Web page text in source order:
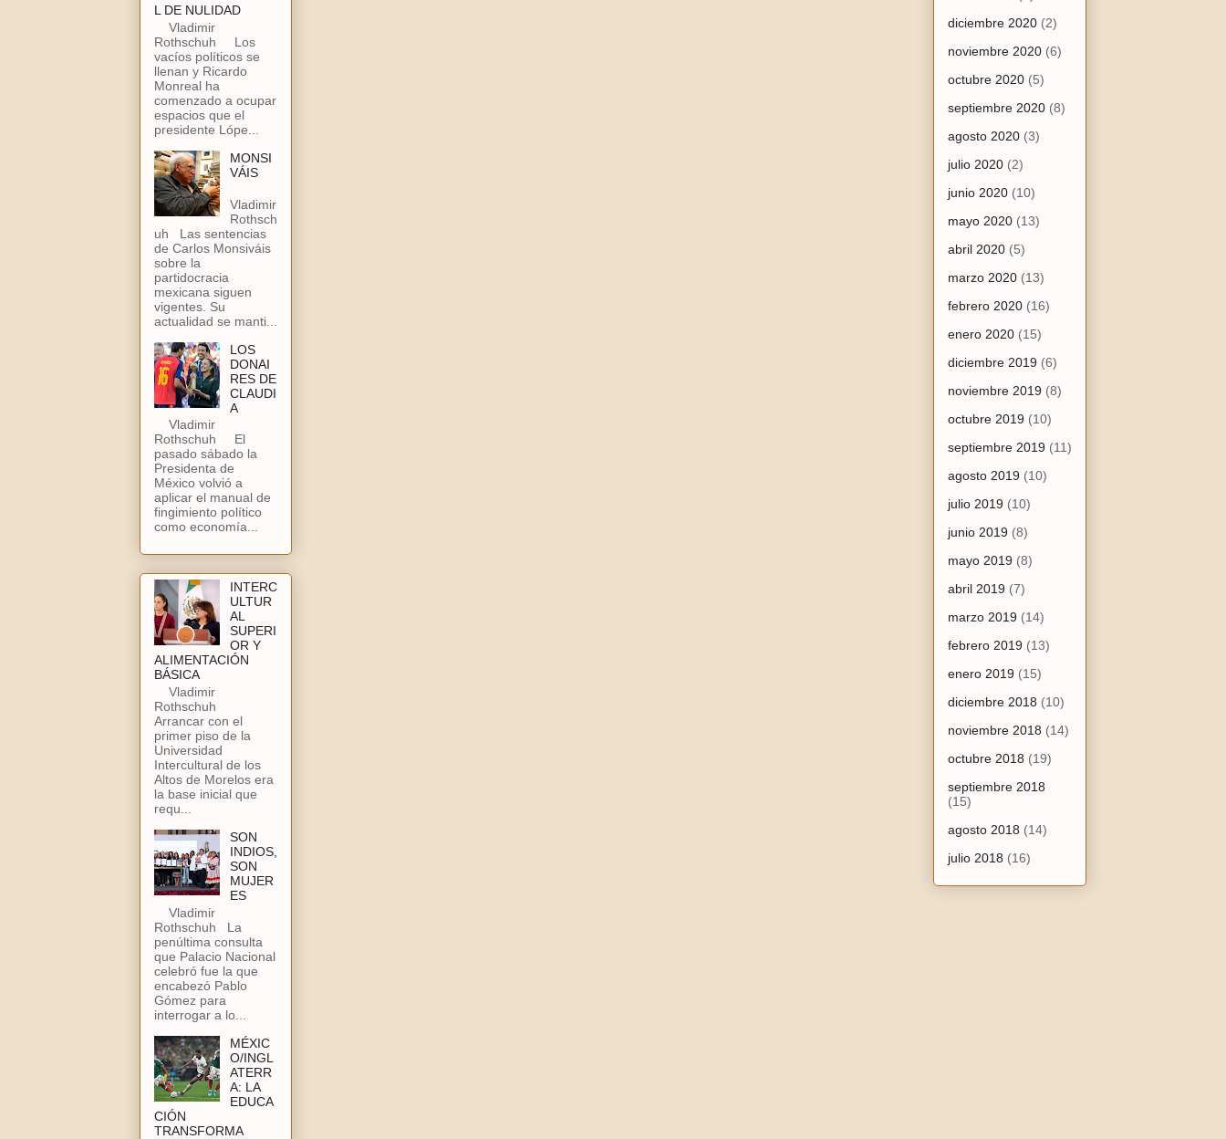
L DE NULIDAD
Vladimir
Rothschuh Los
vacíos políticos se
llenan y Ricardo
Monreal ha
comenzado a ocupar
espacios que el
presidente Lópe...
MONSI
VÁIS
Vladimir
Rothsch
uh Las sentencias
de Carlos Monsiváis
sobre la
partidocracia
mexicana siguen
vigentes. Su
actualidad se manti...
LOS
DONAI
RES DE
CLAUDI
A
Vladimir
Rothschuh El
pasado sábado la
Presidenta de
México volvió a
aplicar el manual de
fingimiento político
como economía...
INTERC
ULTUR
AL
SUPERI
OR Y
ALIMENTACIÓN
BÁSICA
Vladimir
Rothschuh
Arrancar con el
primer piso de la
Universidad
Intercultural de los
Altos de Morelos era
la base inicial que
requ...
SON
INDIOS,
SON
MUJER
ES
Vladimir
Rothschuh La
penúltima consulta
que Palacio Nacional
celebró fue la que
encabezó Pablo
Gómez para
interrogar a lo...
MÉXIC
O/INGL
ATERR
A: LA
EDUCA
CIÓN
TRANSFORMA
diciembre 2020 (2)
noviembre 2020 (6)
octubre 2020 (5)
septiembre 2020 (8)
agosto 2020 (3)
julio 2020 (2)
junio 2020 (10)
mayo 2020 (13)
abril 2020 (5)
marzo 2020 (13)
febrero 2020 (16)
enero 2020 (15)
diciembre 2019 (6)
noviembre 2019 (8)
octubre 2019 (10)
septiembre 2019 (11)
agosto 2019 (10)
julio 2019 (10)
junio 2019 (8)
mayo 2019 (8)
abril 2019 (7)
marzo 2019 (14)
febrero 2019 (13)
enero 2019 (15)
diciembre 2018 (10)
noviembre 2018 (14)
octubre 2018 (19)
septiembre 2018
(15)
agosto 2018 (14)
julio 2018 (16)